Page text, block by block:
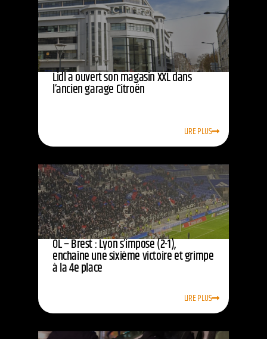
Lidl a ouvert son magasin XXL dans
l’ancien garage Citroën
LIRE PLUS
OL – Brest : Lyon s’impose (2-1),
enchaîne une sixième victoire et grimpe
à la 4e place
LIRE PLUS